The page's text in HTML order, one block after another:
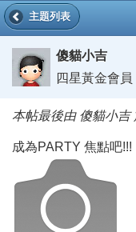
主題列表
傻貓小吉
四星黃金會員
本帖最後由 傻貓小吉
成為PARTY 焦點吧!!!